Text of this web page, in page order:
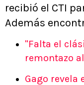
recibió el CTI
Además
"Falta el
remontazo
Gago revela